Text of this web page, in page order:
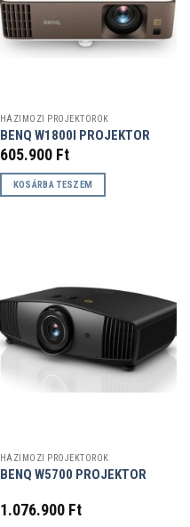
HÁZIMOZI PROJEKTOROK
BENQ W1800I PROJEKTOR
605.900 Ft
KOSÁRBA TESZEM
HÁZIMOZI PROJEKTOROK
BENQ W5700 PROJEKTOR
1.076.900 Ft